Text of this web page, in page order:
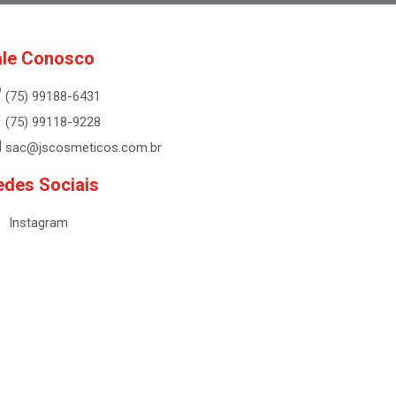
Conosco
(75) 99188-6431
(75) 99118-9228
sac@jscosmeticos.com.br
Sociais
Instagram